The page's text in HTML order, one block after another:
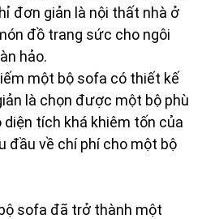
đơn giản là nội thất nhà ở
đồ trang sức cho ngôi
hảo.
một bộ sofa có thiết kế
là chọn được một bộ phù
diện tích khá khiêm tốn của
đầu về chí phí cho một bộ
sofa đã trở thành một